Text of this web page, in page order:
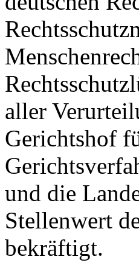
aller
Gerichtshof
und die
Stellenwert
bekräftigt.